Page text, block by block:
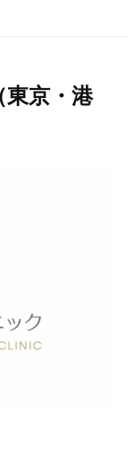
京・港